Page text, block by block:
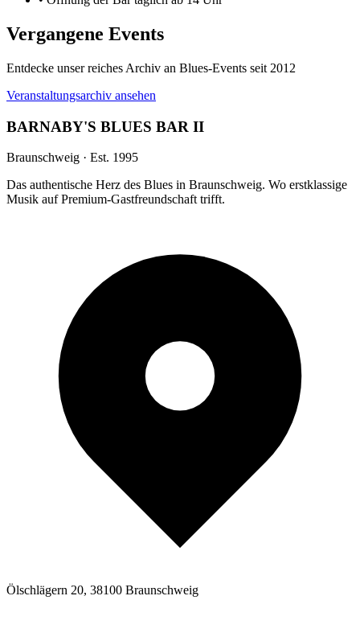
Vergangene Events
Entdecke unser reiches Archiv an Blues-Events seit 2012
Veranstaltungsarchiv ansehen
BARNABY'S BLUES BAR II
Braunschweig · Est. 1995
Das authentische Herz des Blues in Braunschweig. Wo erstklassige
Musik auf Premium-Gastfreundschaft trifft.
Ölschlägern 20, 38100 Braunschweig